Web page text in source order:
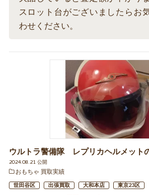
スロット台がございましたらお
わせください。
ウルトラ警備隊 レプリカヘルメット
2024.08.21 公開
おもちゃ 買取実績
世田谷区 出張買取 大和本店 東京23区